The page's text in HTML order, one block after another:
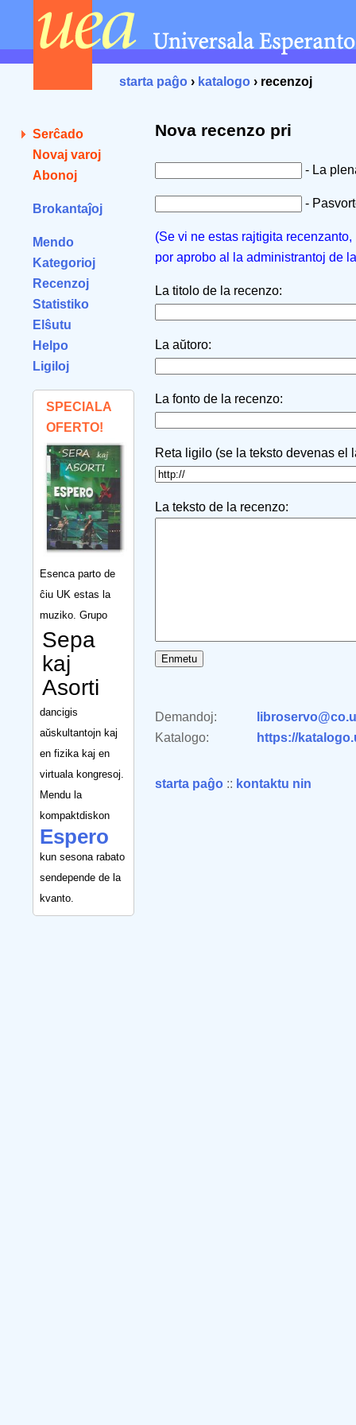
starta paĝo › katalogo › recenzoj
Serĉado
Novaj varoj
Abonoj
Brokantaĵoj
Mendo
Kategorioj
Recenzoj
Statistiko
Elŝutu
Helpo
Ligiloj
SPECIALA
OFERTO!
Esenca parto de
ĉiu UK estas la
muziko. Grupo
Sepa
kaj
Asorti
dancigis
aŭskultantojn kaj
en fizika kaj en
virtuala kongresoj.
Mendu la
kompaktdiskon
Espero
kun sesona rabato
sendepende de la
kvanto.
Nova recenzo pri
- La
-
(Se vi ne estas rajtigita
por aprobo al la administrantoj de
La titolo de la recenzo:
La aŭtoro:
La fonto de la recenzo:
Reta ligilo (se la teksto devenas el
La teksto de la recenzo:
Demandoj:
Katalogo:
https://
starta paĝo :: kontaktu nin